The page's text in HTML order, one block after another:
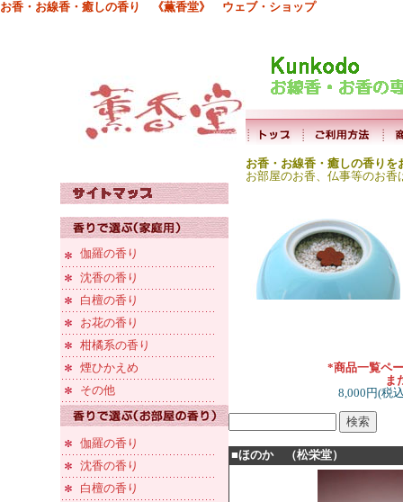
お香・お線香・癒しの香り 《薫香堂》 ウェブ・ショップ
お香・お線香・癒しの香り
お部屋のお香、仏事等のお
伽羅の香り
沈香の香り
白檀の香り
お花の香り
柑橘系の香り
煙ひかえめ
その他
伽羅の香り
沈香の香り
白檀の香り
*商品一覧ペ
ま
8,000円(税
■ほのか （松栄堂）